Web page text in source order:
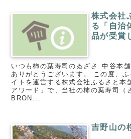
株式会社
る「自治
品が受賞
いつも柿の葉寿司のゐざさｰ中谷本
ありがとうございます。 この度、
イトを運営する株式会社ふるさと本
アワード」で、当社の柿の葉寿司（
BRON...
吉野山の